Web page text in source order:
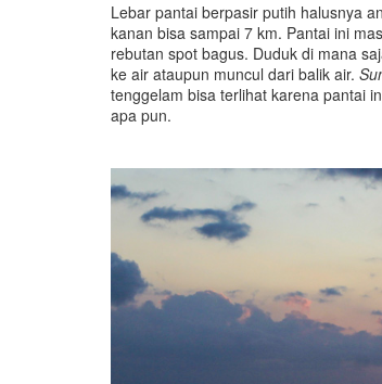
Lebar pantai berpasir putih halusnya
kanan bisa sampai 7 km. Pantai ini
rebutan spot bagus. Duduk di mana
ke air ataupun muncul dari balik air.
tenggelam bisa terlihat karena pantai
apa pun.